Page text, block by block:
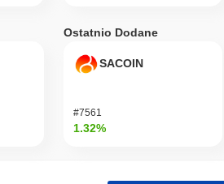
Ostatnio Dodane
SACOIN
#7561
1.32%